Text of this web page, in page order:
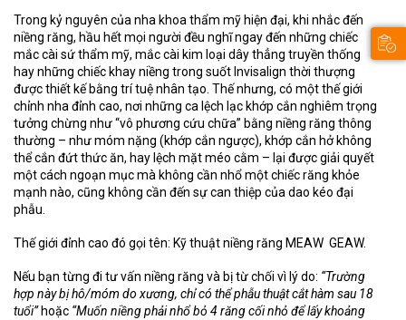
Trong kỷ nguyên của nha khoa thẩm mỹ hiện đại, khi nhắc đến
niềng răng, hầu hết mọi người đều nghĩ ngay đến những chiếc
mắc cài sứ thẩm mỹ, mắc cài kim loại dây thẳng truyền thống
hay những chiếc khay niềng trong suốt Invisalign thời thượng
được thiết kế bằng trí tuệ nhân tạo. Thế nhưng, có một thế giới
chỉnh nha đỉnh cao, nơi những ca lệch lạc khớp cắn nghiêm trọng
tưởng chừng như “vô phương cứu chữa” bằng niềng răng thông
thường – như móm nặng (khớp cắn ngược), khớp cắn hở không
thể cắn đứt thức ăn, hay lệch mặt méo cằm – lại được giải quyết
một cách ngoạn mục mà không cần nhổ một chiếc răng khỏe
mạnh nào, cũng không cần đến sự can thiệp của dao kéo đại
phẫu.
Thế giới đỉnh cao đó gọi tên: Kỹ thuật niềng răng MEAW GEAW.
Nếu bạn từng đi tư vấn niềng răng và bị từ chối vì lý do: “Trường
hợp này bị hô/móm do xương, chỉ có thể phẫu thuật cắt hàm sau 18
tuổi”hoặc “Muốn niềng phải nhổ bỏ 4 răng cối nhỏ để lấy khoảng